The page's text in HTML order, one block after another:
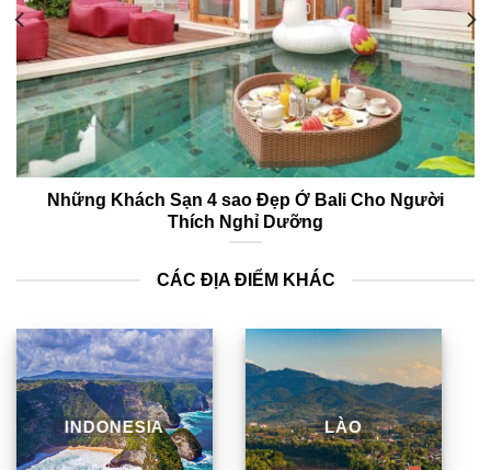
Những Khách Sạn 4 sao Đẹp Ở Bali Cho Người
Thích Nghỉ Dưỡng
CÁC ĐỊA ĐIỂM KHÁC
INDONESIA LÀO